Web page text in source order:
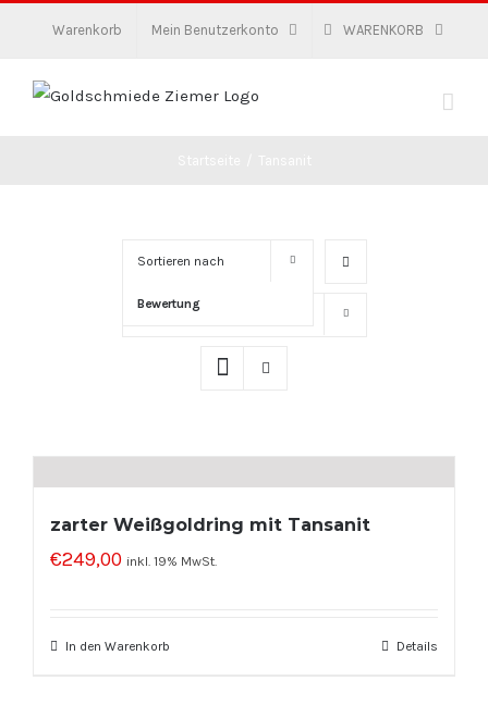
Warenkorb Mein Benutzerkonto WARENKORB
Sortieren nach
Bewertung
16 Produkte
zarter Weißgoldring mit Tansanit
€249,00 inkl. 19% MwSt.
In den Warenkorb Details